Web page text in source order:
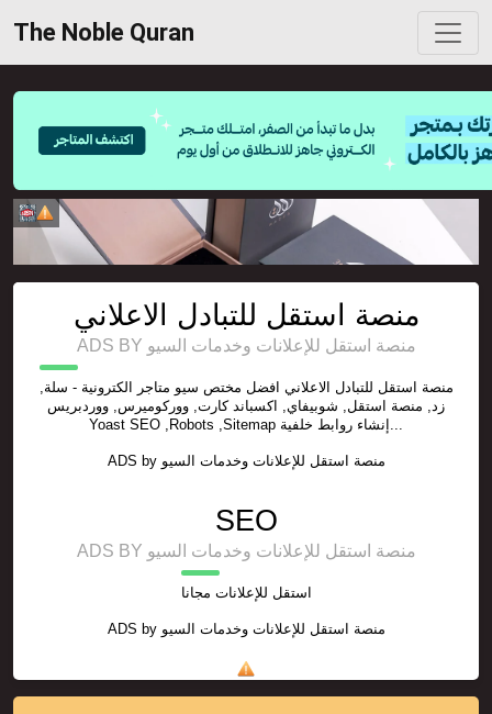
The Noble Quran
منصة استقل للتبادل الاعلاني
ADS BY منصة استقل للإعلانات وخدمات السيو
منصة استقل للتبادل الاعلاني افضل مختص سيو متاجر الكترونية - سلة,
زد, منصة استقل, شوبيفاي, اكسباند كارت, ووركوميرس, ووردبريس
Yoast SEO ,Robots ,Sitemap إنشاء روابط خلفية...
ADS by منصة استقل للإعلانات وخدمات السيو
SEO
ADS BY منصة استقل للإعلانات وخدمات السيو
استقل للإعلانات مجانا
ADS by منصة استقل للإعلانات وخدمات السيو